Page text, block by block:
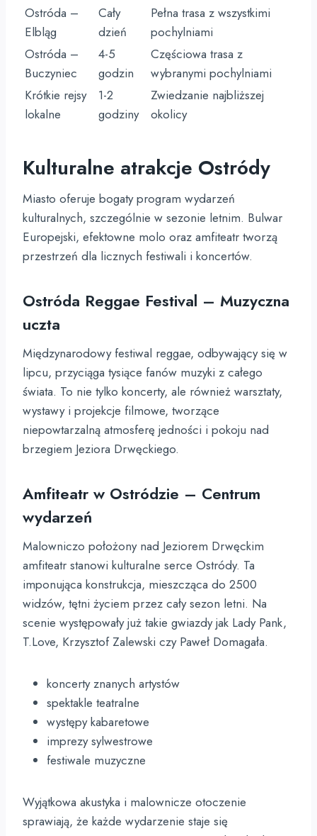
Ostróda –
Elbląg
Cały
dzień
Pełna trasa z wszystkimi
pochylniami
Ostróda –
Buczyniec
4-5
godzin
Częściowa trasa z
wybranymi pochylniami
Krótkie rejsy
lokalne
1-2
godziny
Zwiedzanie najbliższej
okolicy
Kulturalne atrakcje Ostródy
Miasto oferuje bogaty program wydarzeń
kulturalnych, szczególnie w sezonie letnim. Bulwar
Europejski, efektowne molo oraz amfiteatr tworzą
przestrzeń dla licznych festiwali i koncertów.
Ostróda Reggae Festival – Muzyczna
uczta
Międzynarodowy festiwal reggae, odbywający się w
lipcu, przyciąga tysiące fanów muzyki z całego
świata. To nie tylko koncerty, ale również warsztaty,
wystawy i projekcje filmowe, tworzące
niepowtarzalną atmosferę jedności i pokoju nad
brzegiem Jeziora Drwęckiego.
Amfiteatr w Ostródzie – Centrum
wydarzeń
Malowniczo położony nad Jeziorem Drwęckim
amfiteatr stanowi kulturalne serce Ostródy. Ta
imponująca konstrukcja, mieszcząca do 2500
widzów, tętni życiem przez cały sezon letni. Na
scenie występowały już takie gwiazdy jak Lady Pank,
T.Love, Krzysztof Zalewski czy Paweł Domagała.
koncerty znanych artystów
spektakle teatralne
występy kabaretowe
imprezy sylwestrowe
festiwale muzyczne
Wyjątkowa akustyka i malownicze otoczenie
sprawiają, że każde wydarzenie staje się